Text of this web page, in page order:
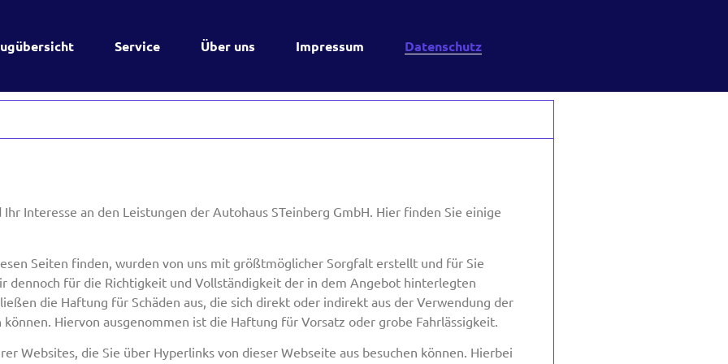
Service Über uns Impressum Datenschutz
Interesse an den Leistungen der Autohaus STeinberg GmbH. Hier finden Sie einige
Seiten finden, wurden von uns mit größtmöglicher Sorgfalt erstellt und für Sie
dennoch für die Richtigkeit und Vollständigkeit der in dem Angebot hinterlegten
die Haftung für Schäden aus, die sich direkt oder indirekt aus der Verwendung der
Hiervon ausgenommen ist die Haftung für Vorsatz oder grobe Fahrlässigkeit.
Websites, die Sie über Hyperlinks von dieser Webseite aus besuchen können. Hierbei
verwendet Cookies und ähnliche
informieren wir dich über die Verwendung
einer Internetadresse versendet und vom
kann. Die darin gespeicherten Informationen
Website Funktionalität und Interaktivität zu
ausgeführt.